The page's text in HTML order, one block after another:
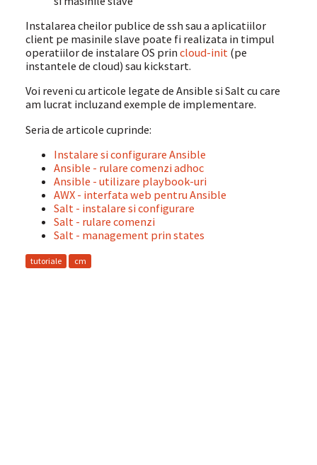
Instalarea cheilor publice de ssh sau a aplicatiilor
client pe masinile slave poate fi realizata in timpul
operatiilor de instalare OS prin cloud-init(pe
instantele de cloud) sau kickstart.
Voi reveni cu articole legate de Ansible si Salt cu care
am lucrat incluzand exemple de implementare.
Seria de articole cuprinde:
Instalare si configurare Ansible
Ansible - rulare comenzi adhoc
Ansible - utilizare playbook-uri
AWX - interfata web pentru Ansible
Salt - instalare si configurare
Salt - rulare comenzi
Salt - management prin states
tutoriale cm